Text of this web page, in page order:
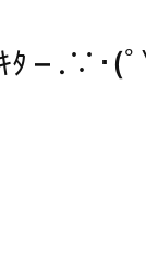
ﾀ – .∵･(